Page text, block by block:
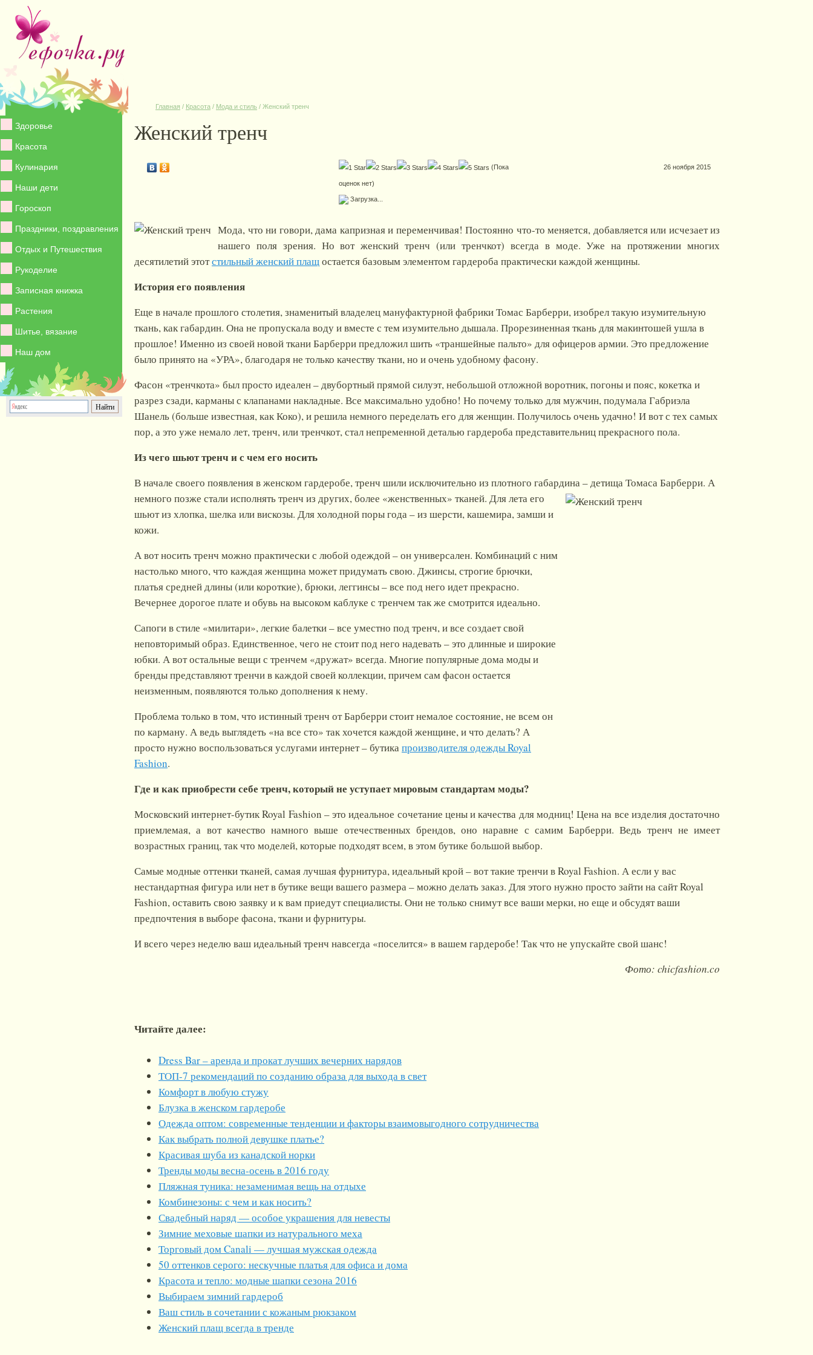
Здоровье
Красота
Кулинария
Наши дети
Гороскоп
Праздники, поздравления
Отдых и Путешествия
Рукоделие
Записная книжка
Растения
Шитье, вязание
Наш дом
Главная / Красота / Мода и стиль / Женский тренч
Женский тренч
(Пока
оценок нет)
Загрузка...
26 ноября 2015
Мода, что ни говори, дама капризная и переменчивая! Постоянно что-то меняется, добавляется или исчезает из
нашего поля зрения. Но вот женский тренч (или тренчкот) всегда в моде. Уже на протяжении многих
десятилетий этотстильный женский плащостается базовым элементом гардероба практически каждой женщины.
История его появления
Еще в начале прошлого столетия, знаменитый владелец мануфактурной фабрики Томас Барберри, изобрел такую изумительную
ткань, как габардин. Она не пропускала воду и вместе с тем изумительно дышала. Прорезиненная ткань для макинтошей ушла в
прошлое! Именно из своей новой ткани Барберри предложил шить «траншейные пальто» для офицеров армии. Это предложение
было принято на «УРА», благодаря не только качеству ткани, но и очень удобному фасону.
Фасон «тренчкота» был просто идеален – двубортный прямой силуэт, небольшой отложной воротник, погоны и пояс, кокетка и
разрез сзади, карманы с клапанами накладные. Все максимально удобно! Но почему только для мужчин, подумала Габриэла
Шанель (больше известная, как Коко), и решила немного переделать его для женщин. Получилось очень удачно! И вот с тех самых
пор, а это уже немало лет, тренч, или тренчкот, стал непременной деталью гардероба представительниц прекрасного пола.
Из чего шьют тренч и с чем его носить
В начале своего появления в женском гардеробе, тренч шили исключительно из плотного габардина – детища Томаса Барберри. А
немного позже стали исполнять тренч из других, более «женственных» тканей. Для лета его
шьют из хлопка, шелка или вискозы. Для холодной поры года – из шерсти, кашемира, замши и
кожи.
А вот носить тренч можно практически с любой одеждой – он универсален. Комбинаций с ним
настолько много, что каждая женщина может придумать свою. Джинсы, строгие брючки,
платья средней длины (или короткие), брюки, леггинсы – все под него идет прекрасно.
Вечернее дорогое плате и обувь на высоком каблуке с тренчем так же смотрится идеально.
Сапоги в стиле «милитари», легкие балетки – все уместно под тренч, и все создает свой
неповторимый образ. Единственное, чего не стоит под него надевать – это длинные и широкие
юбки. А вот остальные вещи с тренчем «дружат» всегда. Многие популярные дома моды и
бренды представляют тренчи в каждой своей коллекции, причем сам фасон остается
неизменным, появляются только дополнения к нему.
Проблема только в том, что истинный тренч от Барберри стоит немалое состояние, не всем он
по карману. А ведь выглядеть «на все сто» так хочется каждой женщине, и что делать? А
просто нужно воспользоваться услугами интернет – бутикапроизводителя одежды Royal
Fashion.
Где и как приобрести себе тренч, который не уступает мировым стандартам моды?
Московский интернет-бутик Royal Fashion – это идеальное сочетание цены и качества для модниц! Цена на все изделия достаточно
приемлемая, а вот качество намного выше отечественных брендов, оно наравне с самим Барберри. Ведь тренч не имеет
возрастных границ, так что моделей, которые подходят всем, в этом бутике большой выбор.
Самые модные оттенки тканей, самая лучшая фурнитура, идеальный крой – вот такие тренчи в Royal Fashion. А если у вас
нестандартная фигура или нет в бутике вещи вашего размера – можно делать заказ. Для этого нужно просто зайти на сайт Royal
Fashion, оставить свою заявку и к вам приедут специалисты. Они не только снимут все ваши мерки, но еще и обсудят ваши
предпочтения в выборе фасона, ткани и фурнитуры.
И всего через неделю ваш идеальный тренч навсегда «поселится» в вашем гардеробе! Так что не упускайте свой шанс!
Фото: chicfashion.co
Читайте далее:
Dress Bar – аренда и прокат лучших вечерних нарядов
ТОП-7 рекомендаций по созданию образа для выхода в свет
Комфорт в любую стужу
Блузка в женском гардеробе
Одежда оптом: современные тенденции и факторы взаимовыгодного сотрудничества
Как выбрать полной девушке платье?
Красивая шуба из канадской норки
Тренды моды весна-осень в 2016 году
Пляжная туника: незаменимая вещь на отдыхе
Комбинезоны: с чем и как носить?
Свадебный наряд — особое украшения для невесты
Зимние меховые шапки из натурального меха
Торговый дом Canali — лучшая мужская одежда
50 оттенков серого: нескучные платья для офиса и дома
Красота и тепло: модные шапки сезона 2016
Выбираем зимний гардероб
Ваш стиль в сочетании с кожаным рюкзаком
Женский плащ всегда в тренде